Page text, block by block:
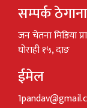
सम्पर्क ठेगाना
जन चेतना मिडिया
घोराही १५, दाङ
ईमेल